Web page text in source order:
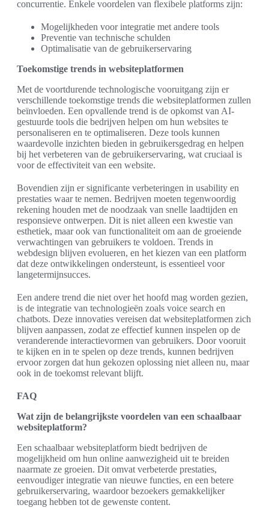
concurrentie. Enkele voordelen van flexibele platforms zijn:
Mogelijkheden voor integratie met andere tools
Preventie van technische schulden
Optimalisatie van de gebruikerservaring
Toekomstige trends in websiteplatformen
Met de voortdurende technologische vooruitgang zijn er
verschillende toekomstige trends die websiteplatformen zullen
beïnvloeden. Een opvallende trend is de opkomst van AI-
gestuurde tools die bedrijven helpen om hun websites te
personaliseren en te optimaliseren. Deze tools kunnen
waardevolle inzichten bieden in gebruikersgedrag en helpen
bij het verbeteren van de gebruikerservaring, wat cruciaal is
voor de effectiviteit van een website.
Bovendien zijn er significante verbeteringen in usability en
prestaties waar te nemen. Bedrijven moeten tegenwoordig
rekening houden met de noodzaak van snelle laadtijden en
responsieve ontwerpen. Dit is niet alleen een kwestie van
esthetiek, maar ook van functionaliteit om aan de groeiende
verwachtingen van gebruikers te voldoen. Trends in
webdesign blijven evolueren, en het kiezen van een platform
dat deze ontwikkelingen ondersteunt, is essentieel voor
langetermijnsucces.
Een andere trend die niet over het hoofd mag worden gezien,
is de integratie van technologieën zoals voice search en
chatbots. Deze innovaties vereisen dat websiteplatformen zich
blijven aanpassen, zodat ze effectief kunnen inspelen op de
veranderende interactievormen van gebruikers. Door vooruit
te kijken en in te spelen op deze trends, kunnen bedrijven
ervoor zorgen dat hun gekozen oplossing niet alleen nu, maar
ook in de toekomst relevant blijft.
FAQ
Wat zijn de belangrijkste voordelen van een schaalbaar
websiteplatform?
Een schaalbaar websiteplatform biedt bedrijven de
mogelijkheid om hun online aanwezigheid uit te breiden
naarmate ze groeien. Dit omvat verbeterde prestaties,
eenvoudiger integratie van nieuwe functies, en een betere
gebruikerservaring, waardoor bezoekers gemakkelijker
toegang hebben tot de gewenste content.